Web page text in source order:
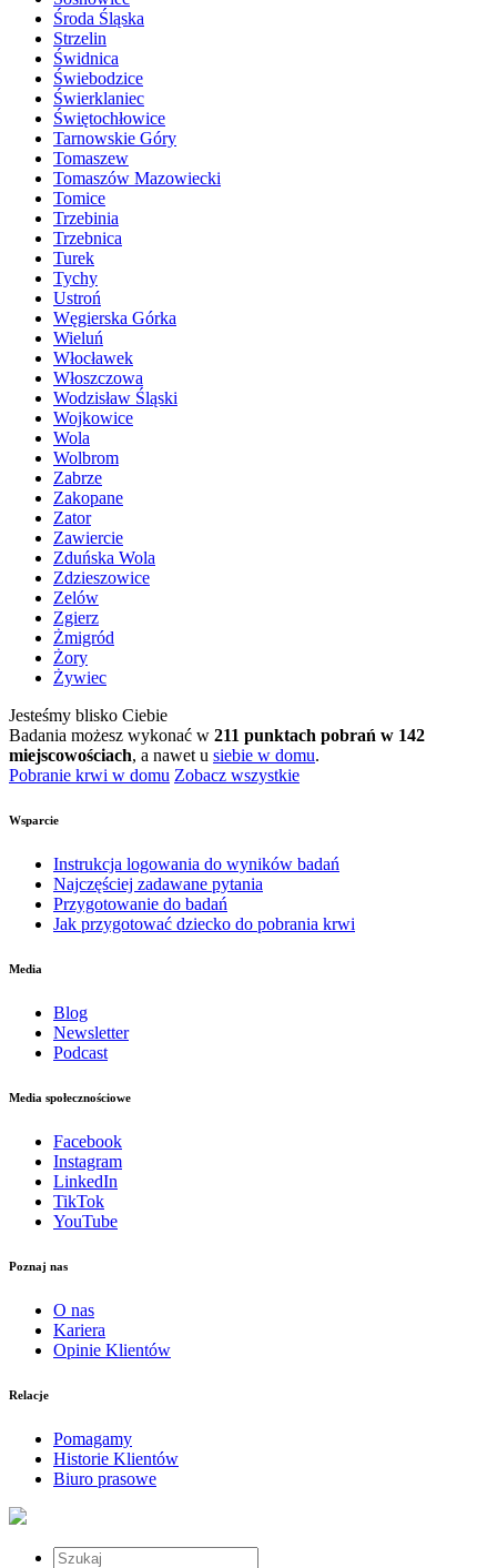
Środa Śląska
Strzelin
Świdnica
Świebodzice
Świerklaniec
Świętochłowice
Tarnowskie Góry
Tomaszew
Tomaszów Mazowiecki
Tomice
Trzebinia
Trzebnica
Turek
Tychy
Ustroń
Węgierska Górka
Wieluń
Włocławek
Włoszczowa
Wodzisław Śląski
Wojkowice
Wola
Wolbrom
Zabrze
Zakopane
Zator
Zawiercie
Zduńska Wola
Zdzieszowice
Zelów
Zgierz
Żmigród
Żory
Żywiec
Jesteśmy blisko Ciebie
Badania możesz wykonać w 211 punktach pobrań w 142
miejscowościach, a nawet u siebie w domu.
Pobranie krwi w domu Zobacz wszystkie
Wsparcie
Instrukcja logowania do wyników badań
Najczęściej zadawane pytania
Przygotowanie do badań
Jak przygotować dziecko do pobrania krwi
Media
Blog
Newsletter
Podcast
Media społecznościowe
Facebook
Instagram
LinkedIn
TikTok
YouTube
Poznaj nas
O nas
Kariera
Opinie Klientów
Relacje
Pomagamy
Historie Klientów
Biuro prasowe